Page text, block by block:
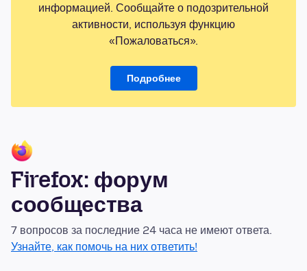
информацией. Сообщайте о подозрительной
активности, используя функцию
«Пожаловаться».
Подробнее
Firefox: форум
сообщества
7 вопросов за последние 24 часа не имеют ответа.
Узнайте, как помочь на них ответить!